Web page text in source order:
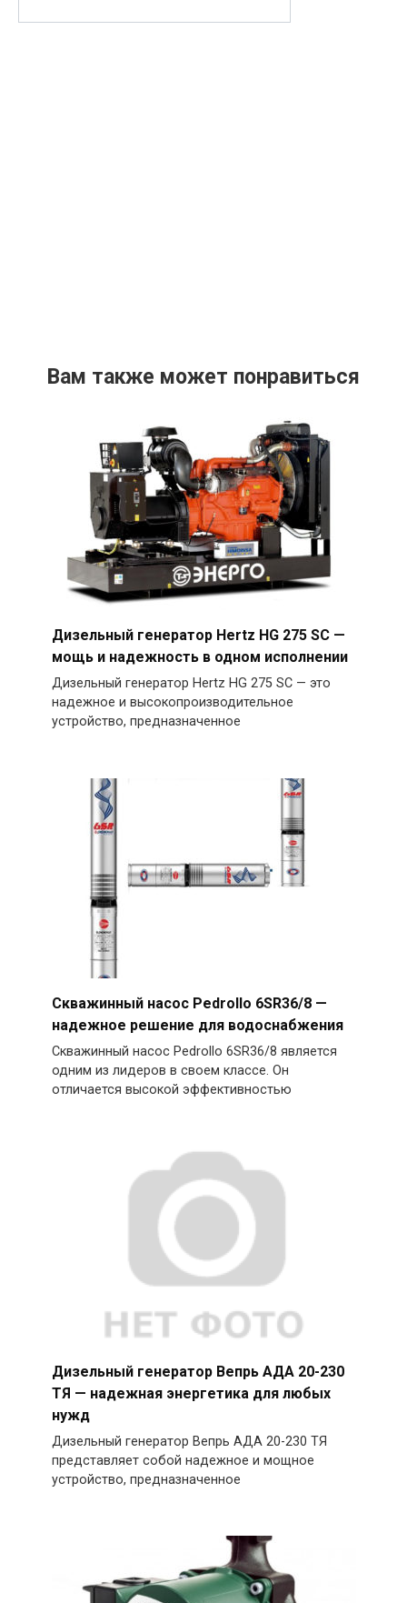
Вам также может понравиться
Дизельный генератор Hertz HG 275 SC —
мощь и надежность в одном исполнении
Дизельный генератор Hertz HG 275 SC — это
надежное и высокопроизводительное
устройство, предназначенное
Скважинный насос Pedrollo 6SR36/8 —
надежное решение для водоснабжения
Скважинный насос Pedrollo 6SR36/8 является
одним из лидеров в своем классе. Он
отличается высокой эффективностью
Дизельный генератор Вепрь АДА 20-230
ТЯ — надежная энергетика для любых
нужд
Дизельный генератор Вепрь АДА 20-230 ТЯ
представляет собой надежное и мощное
устройство, предназначенное